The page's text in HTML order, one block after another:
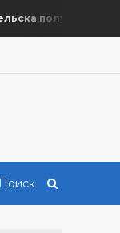
получили